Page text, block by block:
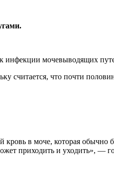
инфекции мочевыводящих
считается, что почти
приходить и уходить», —